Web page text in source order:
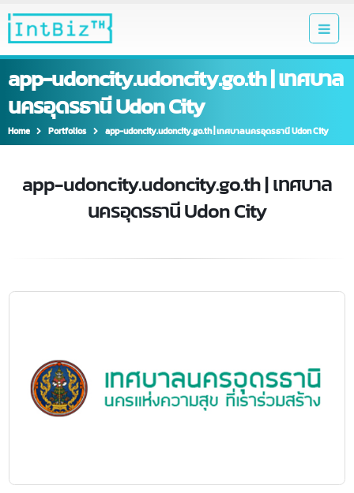
app-udoncity.udoncity.go.th | เทศบ
นครอุดรธานี Udon City
Home Portfolios app-udoncity.udoncity.go.th | เทศบาลนครอุดรธานี Udon City
app-udoncity.udoncity.go.th | เทศบาล
นครอุดรธานี Udon City